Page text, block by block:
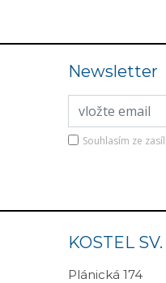
Newsletter
Souhlasím ze
KOSTEL
Plánická 174